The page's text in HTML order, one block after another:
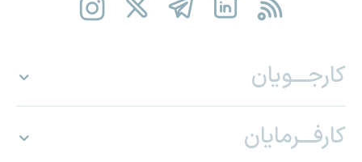
کارجـــویان
کارفـــرمایان